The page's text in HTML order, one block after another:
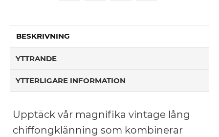
BESKRIVNING
YTTRANDE
YTTERLIGARE INFORMATION
Upptäck vår magnifika vintage lång
chiffongklänning som kombinerar